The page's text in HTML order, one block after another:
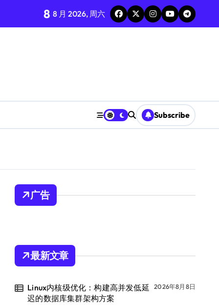
8 8 月 2026, 周六
Subscribe
广告
最新文章
Linux内核级优化：构建高并发低延
迟的数据库集群架构方案
2026年8月8日